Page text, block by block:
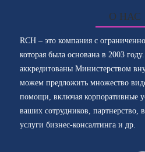
О НАС
RCH – это компания с
которая была основана в 2003
аккредитованы Министерством
можем предложить множество
помощи, включая корпоративные
ваших сотрудников, партнерство,
услуги бизнес-консалтинга и др.